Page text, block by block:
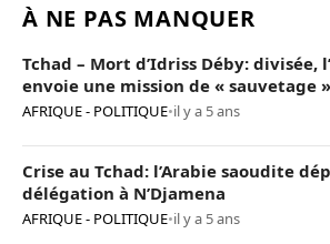
À NE PAS MANQUER
Tchad – Mort d’Idriss Déby: divisée,
envoie une mission de « sauvetage
AFRIQUE - POLITIQUE•il y a 5 ans
Crise au Tchad: l’Arabie saoudite
délégation à N’Djamena
AFRIQUE - POLITIQUE•il y a 5 ans